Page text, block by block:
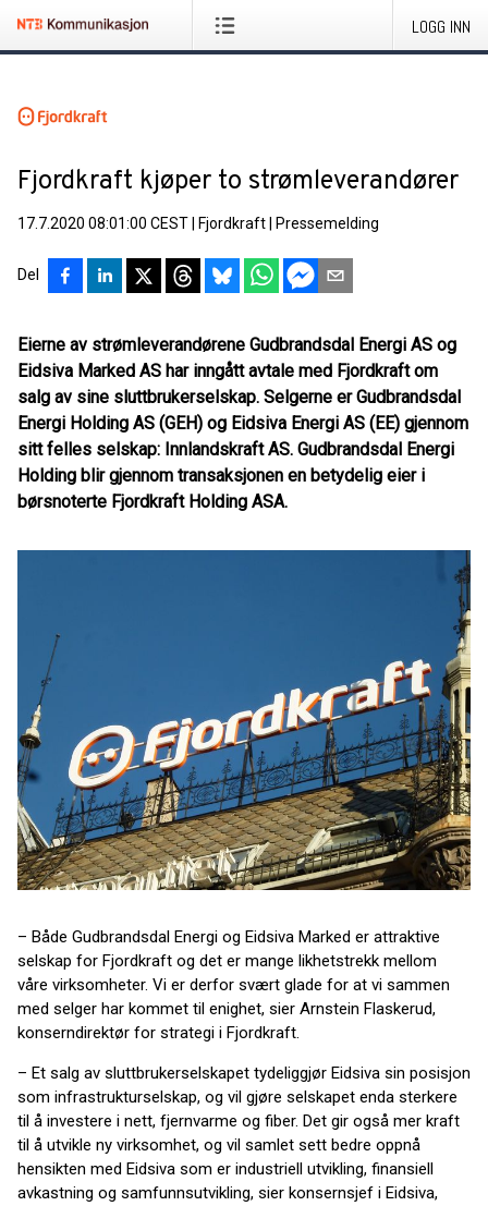
LOGG INN
Fjordkraft kjøper to strømleverandører
17.7.2020 08:01:00 CEST Fjordkraft Pressemelding
Del
Eierne av strømleverandørene Gudbrandsdal Energi AS og
Eidsiva Marked AS har inngått avtale med Fjordkraft om
salg av sine sluttbrukerselskap. Selgerne er Gudbrandsdal
Energi Holding AS (GEH) og Eidsiva Energi AS (EE) gjennom
sitt felles selskap: Innlandskraft AS. Gudbrandsdal Energi
Holding blir gjennom transaksjonen en betydelig eier i
børsnoterte Fjordkraft Holding ASA.
– Både Gudbrandsdal Energi og Eidsiva Marked er attraktive
selskap for Fjordkraft og det er mange likhetstrekk mellom
våre virksomheter. Vi er derfor svært glade for at vi sammen
med selger har kommet til enighet, sier Arnstein Flaskerud,
konserndirektør for strategi i Fjordkraft.
– Et salg av sluttbrukerselskapet tydeliggjør Eidsiva sin posisjon
som infrastrukturselskap, og vil gjøre selskapet enda sterkere
til å investere i nett, fjernvarme og fiber. Det gir også mer kraft
til å utvikle ny virksomhet, og vil samlet sett bedre oppnå
hensikten med Eidsiva som er industriell utvikling, finansiell
avkastning og samfunnsutvikling, sier konsernsjef i Eidsiva,